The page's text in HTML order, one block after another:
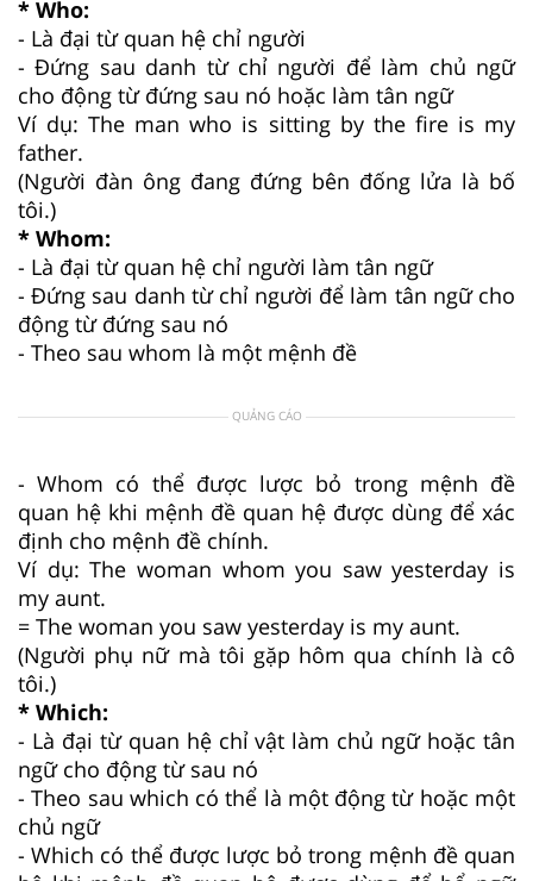
* Who:
- Là đại từ quan hệ chỉ người
- Đứng sau danh từ chỉ người để làm chủ ngữ
cho động từ đứng sau nó hoặc làm tân ngữ
Ví dụ: The man who is sitting by the fire is my
father.
(Người đàn ông đang đứng bên đống lửa là bố
tôi.)
* Whom:
- Là đại từ quan hệ chỉ người làm tân ngữ
- Đứng sau danh từ chỉ người để làm tân ngữ cho
động từ đứng sau nó
- Theo sau whom là một mệnh đề
QUẢNG CÁO
- Whom có thể được lược bỏ trong mệnh đề
quan hệ khi mệnh đề quan hệ được dùng để xác
định cho mệnh đề chính.
Ví dụ: The woman whom you saw yesterday is
my aunt.
= The woman you saw yesterday is my aunt.
(Người phụ nữ mà tôi gặp hôm qua chính là cô
tôi.)
* Which:
- Là đại từ quan hệ chỉ vật làm chủ ngữ hoặc tân
ngữ cho động từ sau nó
- Theo sau which có thể là một động từ hoặc một
chủ ngữ
- Which có thể được lược bỏ trong mệnh đề quan